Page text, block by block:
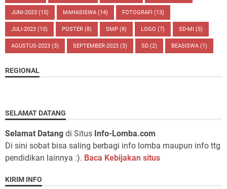
JUNI-2023 (15) MAHASISWA (14) FOTOGRAFI (13)
JULI-2023 (10) POSTER (8) SMP (8) LOGO (7) SD-MI (5)
AGUSTUS-2023 (3) SEPTEMBER-2023 (3) SD (2) BEASISWA (1)
REGIONAL
SELAMAT DATANG
Selamat Datang di Situs Info-Lomba.com
Di sini sobat bisa saling berbagi info lomba maupun info ttg
pendidikan lainnya :). Baca Kebijakan situs
KIRIM INFO